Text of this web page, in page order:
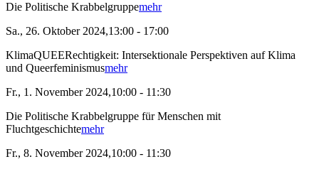
Die Politische Krabbelgruppemehr
Sa., 26. Oktober 2024,13:00 - 17:00
KlimaQUEERechtigkeit: Intersektionale Perspektiven auf Klima
und Queerfeminismusmehr
Fr., 1. November 2024,10:00 - 11:30
Die Politische Krabbelgruppe für Menschen mit
Fluchtgeschichtemehr
Fr., 8. November 2024,10:00 - 11:30